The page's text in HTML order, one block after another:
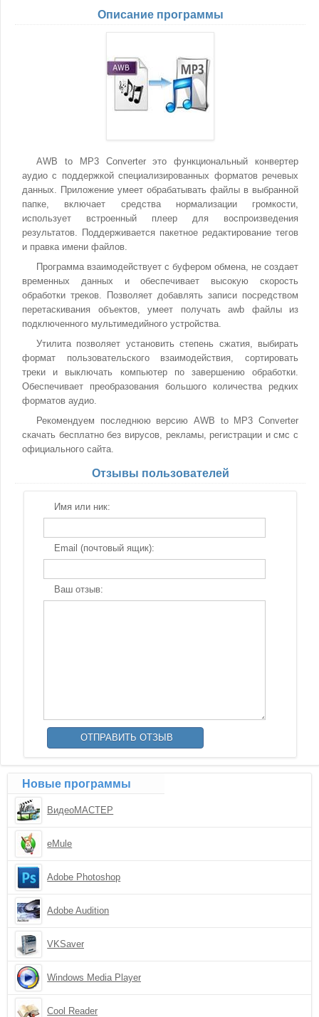
Описание программы
AWB to MP3 Converter это функциональный конвертер
аудио с поддержкой специализированных форматов речевых
данных. Приложение умеет обрабатывать файлы в выбранной
папке, включает средства нормализации громкости,
использует встроенный плеер для воспроизведения
результатов. Поддерживается пакетное редактирование тегов
и правка имени файлов.
Программа взаимодействует с буфером обмена, не создает
временных данных и обеспечивает высокую скорость
обработки треков. Позволяет добавлять записи посредством
перетаскивания объектов, умеет получать awb файлы из
подключенного мультимедийного устройства.
Утилита позволяет установить степень сжатия, выбирать
формат пользовательского взаимодействия, сортировать
треки и выключать компьютер по завершению обработки.
Обеспечивает преобразования большого количества редких
форматов аудио.
Рекомендуем последнюю версию AWB to MP3 Converter
скачать бесплатно без вирусов, рекламы, регистрации и смс с
официального сайта.
Отзывы пользователей
Имя или ник:
Email (почтовый ящик):
Ваш отзыв:
Новые программы
ВидеоМАСТЕР
eMule
Adobe Photoshop
Adobe Audition
VKSaver
Windows Media Player
Cool Reader